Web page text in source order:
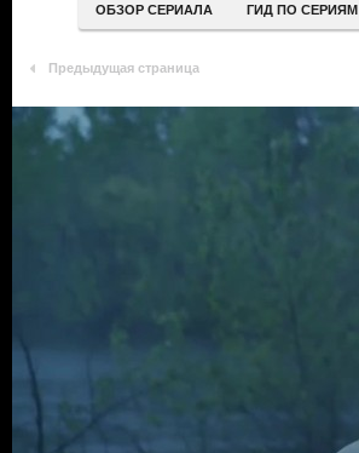
ОБЗОР СЕРИАЛА ГИД ПО СЕРИЯМ
Предыдущая страница